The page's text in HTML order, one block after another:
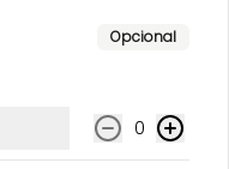
Opcional
0